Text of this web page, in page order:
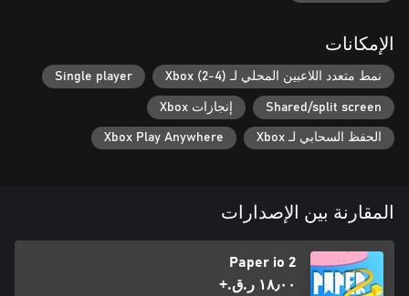
الإمكانات
نمط متعدد اللاعبين المحلي لـ Xbox (2-4) Single player
Shared/split screen إنجازات Xbox
الحفظ السحابي لـ Xbox Xbox Play Anywhere
المقارنة بين الإصدارات
Paper io 2
١٨٫٠٠ ر.ق.‏+